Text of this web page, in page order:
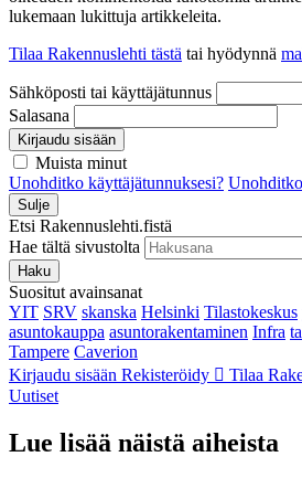
lukemaan lukittuja artikkeleita.
Tilaa Rakennuslehti tästä tai hyödynnä
Sähköposti tai käyttäjätunnus
Salasana
Kirjaudu sisään
Muista minut
Unohditko käyttäjätunnuksesi?
Sulje
Etsi Rakennuslehti.fistä
Hae tältä sivustolta
Haku
Suositut avainsanat
YIT SRV skanska Helsinki Tilastokeskus
asuntokauppa asuntorakentaminen Infra
Tampere Caverion
Kirjaudu sisään Rekisteröidy Tilaa
Uutiset
Lue lisää näistä aiheista